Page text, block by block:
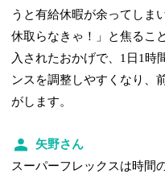
うと有給休暇が余ってしま
休取らなきゃ！」と焦るこ
入されたおかげで、1日1時
ンスを調整しやすくなり、
がします。
矢野さん
スーパーフレックスは時間